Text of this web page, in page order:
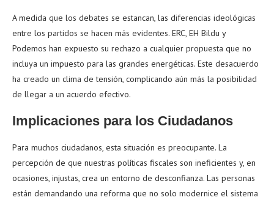
A medida que los debates se estancan, las diferencias ideológicas
entre los partidos se hacen más evidentes. ERC, EH Bildu y
Podemos han expuesto su rechazo a cualquier propuesta que no
incluya un impuesto para las grandes energéticas. Este desacuerdo
ha creado un clima de tensión, complicando aún más la posibilidad
de llegar a un acuerdo efectivo.
Implicaciones para los Ciudadanos
Para muchos ciudadanos, esta situación es preocupante. La
percepción de que nuestras políticas fiscales son ineficientes y, en
ocasiones, injustas, crea un entorno de desconfianza. Las personas
están demandando una reforma que no solo modernice el sistema